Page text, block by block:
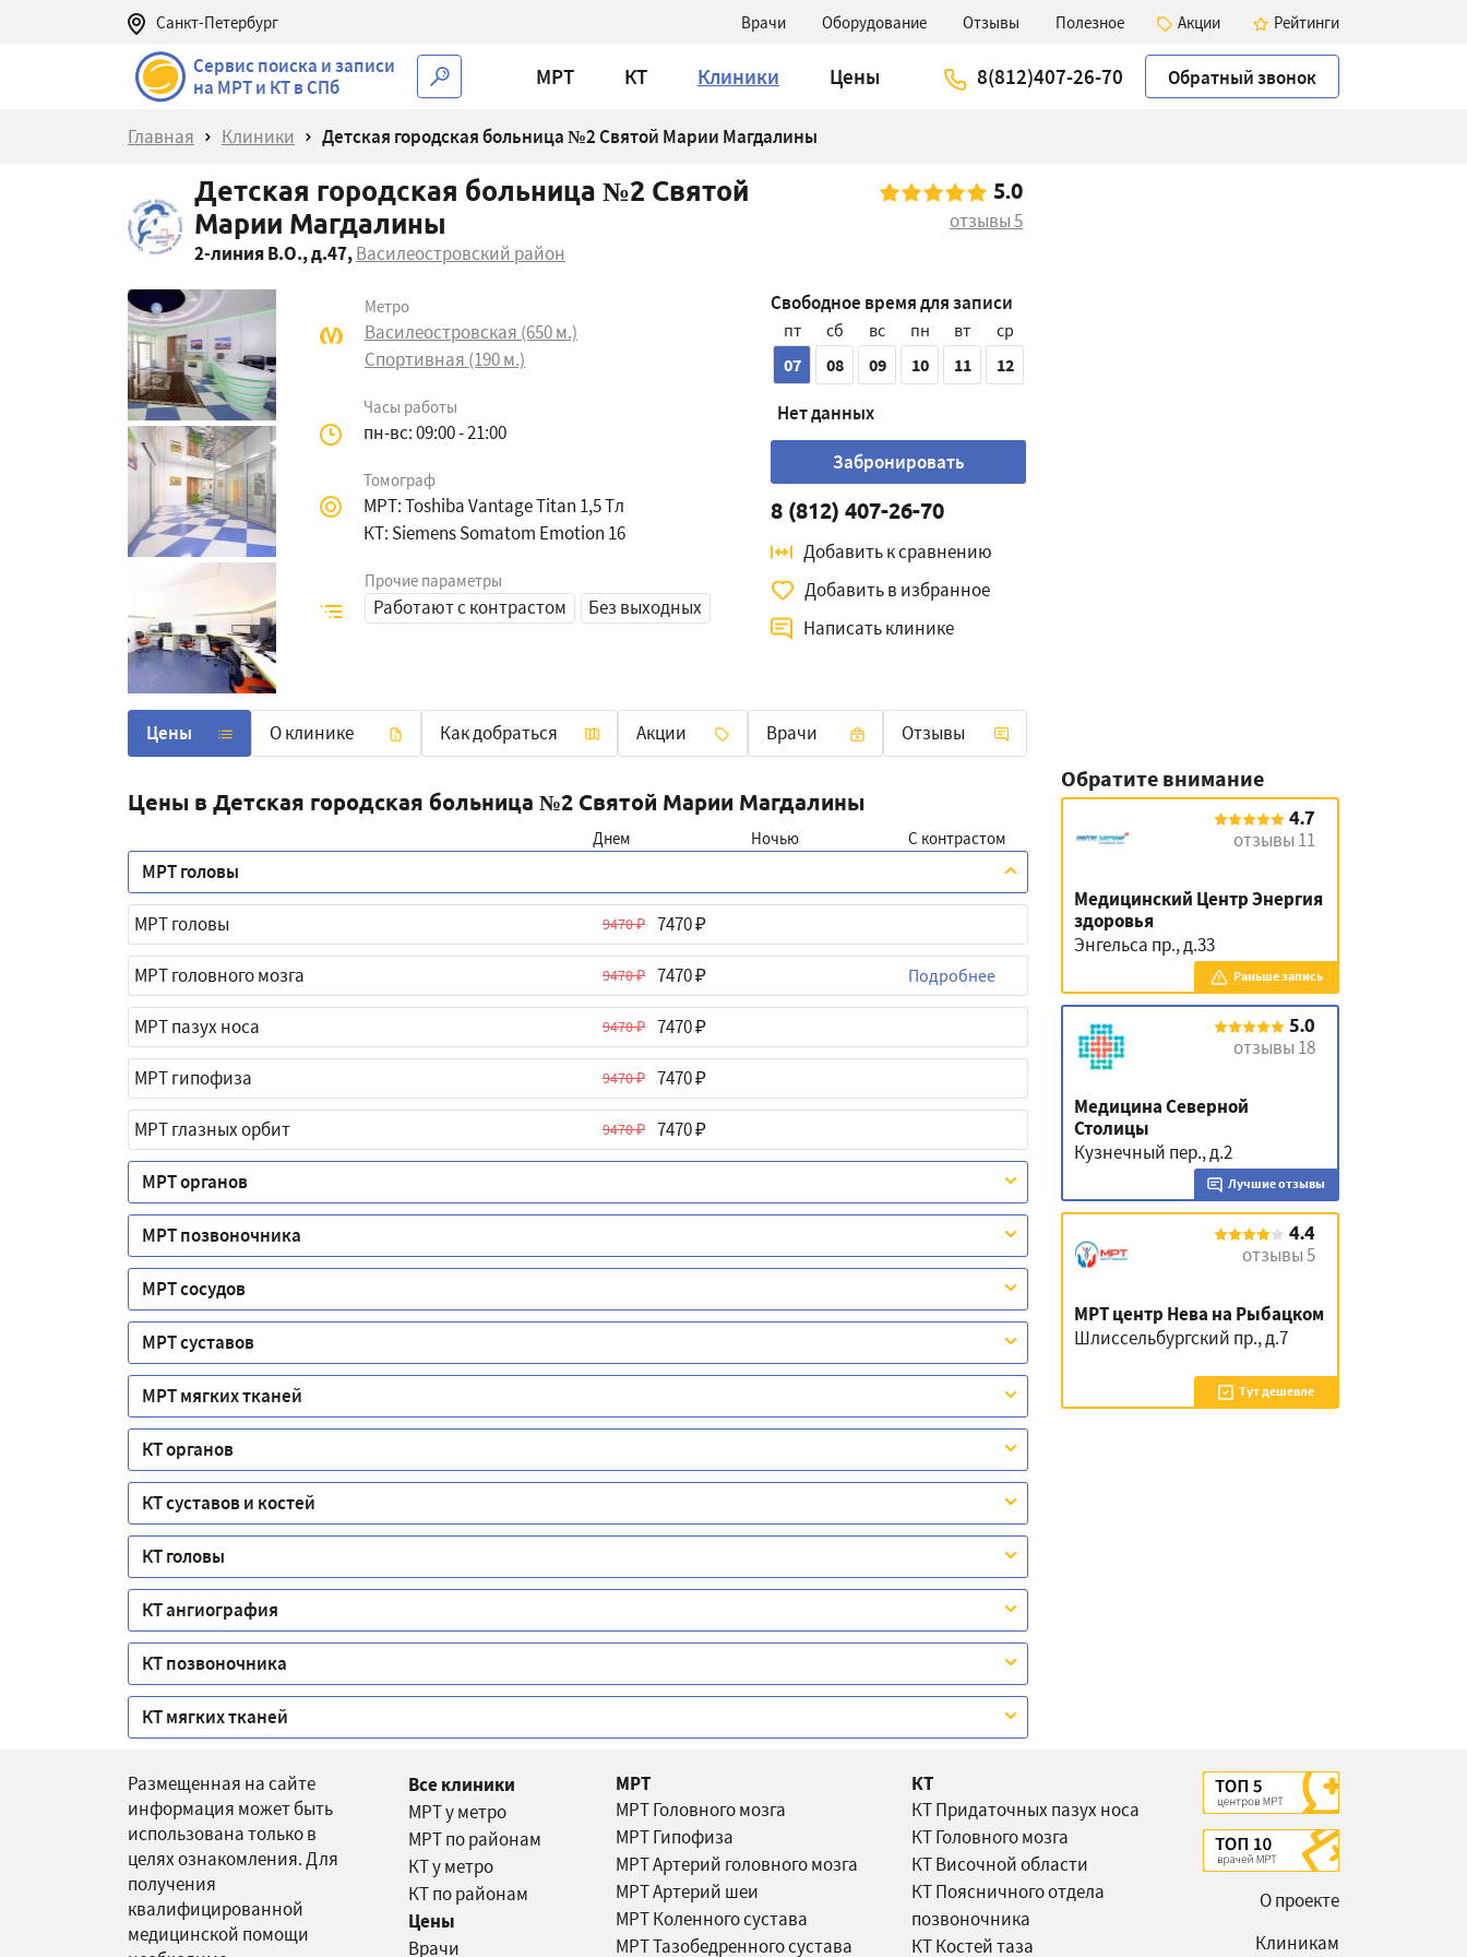
Санкт-Петербург Врачи Оборудование Отзывы Полезное Акции Рейтинги
Сервис поиска и записи
на МРТ и КТ в СПб
МРТ КТ Клиники Цены 8(812)407-26-70 Обратный звонок
Главная Клиники Детская городская больница №2 Святой Марии Магдалины
Детская городская больница №2 Святой
Марии Магдалины
2-линия В.О., д.47,Василеостровский район
5.0
отзывы5
Метро
Василеостровская (650 м.)
Спортивная (190 м.)
Часы работы
пн-вс: 09:00 - 21:00
Томограф
МРТ: Toshiba Vantage Titan 1,5 Tл
КТ: Siemens Somatom Emotion 16
Прочие параметры
Работают с контрастом Без выходных
Свободное время для записи
пт
07
сб
08
вс
09
пн
10
вт
11
ср
12
Нет данных
Забронировать
8 (812) 407-26-70
Добавить к сравнению
Добавить в избранное
Написать клинике
Цены О клинике Как добраться Акции Врачи Отзывы
Цены в Детская городская больница №2 Святой Марии Магдалины
C контрастом
Ночью
Днем
МРТ головы
МРТ головы 7470
9470
МРТ головного мозга Подробнее
7470
9470
МРТ пазух носа 7470
9470
МРТ гипофиза 7470
9470
МРТ глазных орбит 7470
9470
МРТ органов
МРТ позвоночника
МРТ сосудов
МРТ суставов
МРТ мягких тканей
КТ органов
КТ суставов и костей
КТ головы
КТ ангиография
КТ позвоночника
КТ мягких тканей
Обратите внимание
4.7
отзывы 11
Медицинский Центр Энергия
здоровья
Энгельса пр., д.33
Раньше запись
5.0
отзывы 18
Медицина Северной
Столицы
Кузнечный пер., д.2
Лучшие отзывы
4.4
отзывы 5
МРТ центр Нева на Рыбацком
Шлиссельбургский пр., д.7
Тут дешевле
Размещенная на сайте
информация может быть
использована только в
целях ознакомления. Для
получения
квалифицированной
медицинской помощи
Все клиники
МРТ у метро
МРТ по районам
КТ у метро
КТ по районам
Цены
Врачи
МРТ
МРТ Головного мозга
МРТ Гипофиза
МРТ Артерий головного мозга
МРТ Артерий шеи
МРТ Коленного сустава
МРТ Тазобедренного сустава
КТ
КТ Придаточных пазух носа
КТ Головного мозга
КТ Височной области
КТ Поясничного отдела
позвоночника
КТ Костей таза
О проекте
Клиникам